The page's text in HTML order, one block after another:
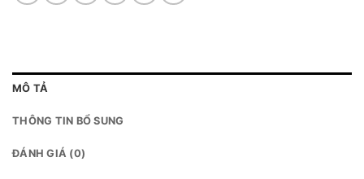
MÔ TẢ
THÔNG TIN BỔ SUNG
ĐÁNH GIÁ (0)